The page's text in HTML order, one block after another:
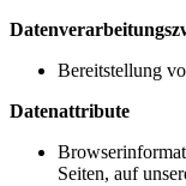
Bereitstellung
Datenattribute
Seiten, auf